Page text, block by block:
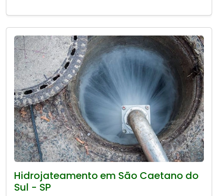
Hidrojateamento em São Caetano do
Sul - SP